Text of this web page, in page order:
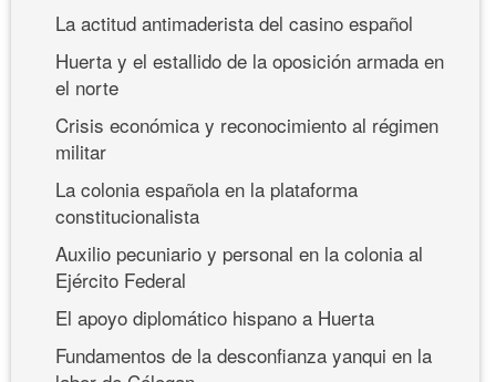
La actitud antimaderista del casino español
Huerta y el estallido de la oposición armada en
el norte
Crisis económica y reconocimiento al régimen
militar
La colonia española en la plataforma
constitucionalista
Auxilio pecuniario y personal en la colonia al
Ejército Federal
El apoyo diplomático hispano a Huerta
Fundamentos de la desconfianza yanqui en la